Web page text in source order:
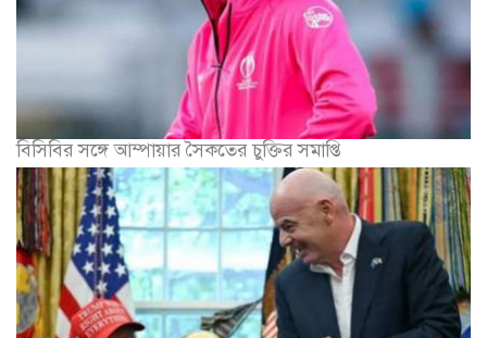
বিসিবির সঙ্গে আম্পায়ার সৈকতের চুক্তির সমাপ্তি